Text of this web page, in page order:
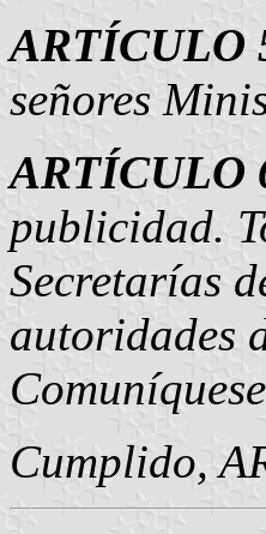
ARTÍCULO
señores
ARTÍCULO
publicidad.
Secretarías
autoridades
Cumplido,